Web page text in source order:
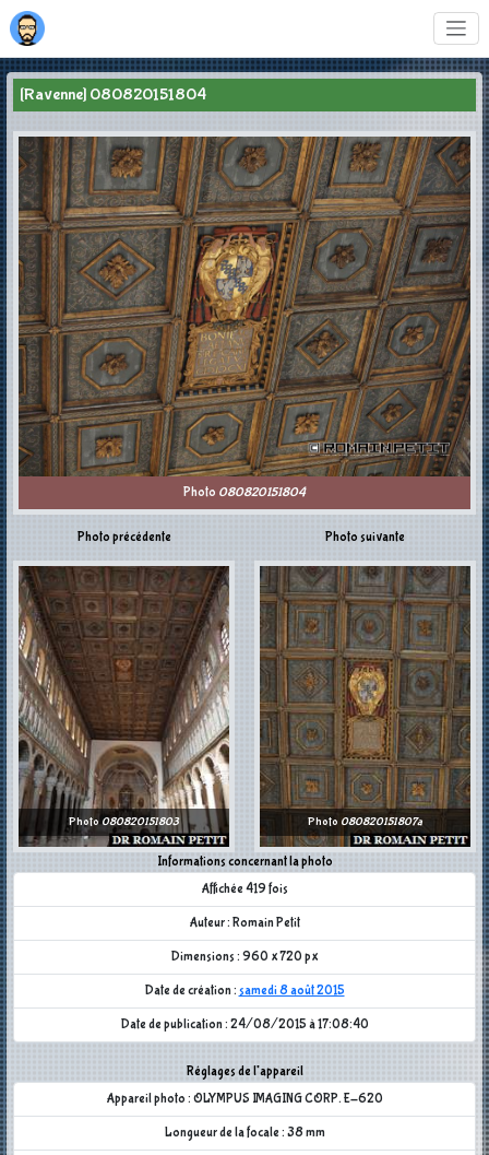
[Ravenne] 080820151804
Photo 080820151804
Photo précédente
Photo080820151803
Informations concernant la photo
Affichée 419 fois
Auteur : Romain Petit
Dimensions : 960 x 720 px
Date de création : samedi 8 août 2015
Date de publication : 24/08/2015 à 17:08:40
Réglages de l'appareil
Appareil photo : OLYMPUS IMAGING CORP. E-620
Longueur de la focale : 38 mm
Photo suivante
Photo 080820151807a